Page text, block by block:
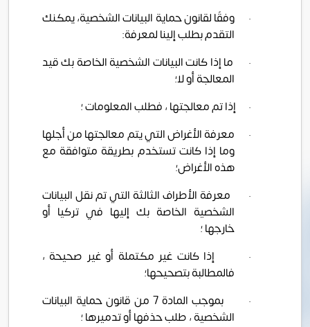
·
وفقًا لقانون حماية البيانات الشخصية، يمكنك
التقدم بطلب إلينا لمعرفة:
·
ما إذا كانت البيانات الشخصية الخاصة بك قيد
المعالجة أو لا؛
·
إذا تم معالجتها ، فطلب المعلومات ؛
·
معرفة الأغراض التي يتم معالجتها من أجلها
وما إذا كانت تستخدم بطريقة متوافقة مع
هذه الأغراض؛
·
معرفة الأطراف الثالثة التي تم نقل البيانات
الشخصية الخاصة بك إليها في تركيا أو
خارجها ؛
·
إذا كانت غير مكتملة أو غير صحيحة ،
فالمطالبة بتصحيحها؛
·
بموجب المادة 7 من قانون حماية البيانات
الشخصية ، طلب حذفها أو تدميرها ؛